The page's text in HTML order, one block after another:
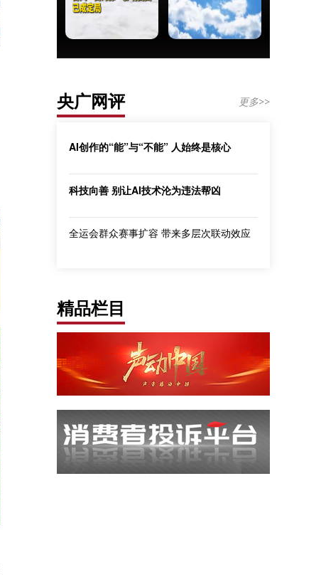
央广网评 更多>>
AI创作的“能”与“不能” 人始终是核心
科技向善 别让AI技术沦为违法帮凶
全运会群众赛事扩容 带来多层次联动效应
精品栏目